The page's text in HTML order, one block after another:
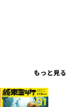
もっと見る